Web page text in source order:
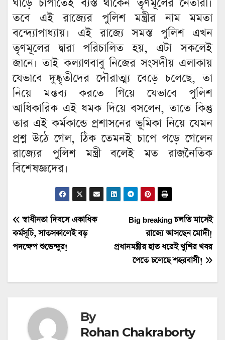
ঘাড়ে চাপাতেই ব্যস্ত থাকেন তৃণমূলের নেতারা।
তবে এই রাজ্যের পুলিশ মন্ত্রীর নাম মমতা
বন্দ্যোপাধ্যায়। এই রাজ্যে সমস্ত পুলিশ এখন
তৃণমূলের দ্বারা পরিচালিত হয়, এটা সকলেই
জানে। তাই কল্যাণবাবু নিজের সংসদীয় এলাকায়
যেভাবে দুষ্কৃতীদের দৌরাত্ম্য বেড়ে চলেছে, তা
নিয়ে মন্তব্য করতে গিয়ে যেভাবে পুলিশ
আধিকারিক এই ধমক দিয়ে বসলেন, তাতে কিন্তু
তার এই কর্মকান্ডে প্রশাসনের ভূমিকা নিয়ে যেমন
প্রশ্ন উঠে গেল, ঠিক তেমনই চাপে পড়ে গেলেন
রাজ্যের পুলিশ মন্ত্রী বলেই মত রাজনৈতিক
বিশেষজ্ঞদের।
Post
navigation
Big breaking চলতি মাসেই
রাজ্যে আসছেন মোদী!
প্রধানমন্ত্রীর হাত ধরেই খুশির খবর
পেতে চলেছে শহরবাসী!
স্বাধীনতা দিবসে একাধিক
কর্মসূচি, সাতসকালেই বড়
পদক্ষেপ শুভেন্দুর!
By
Rohan Chakraborty